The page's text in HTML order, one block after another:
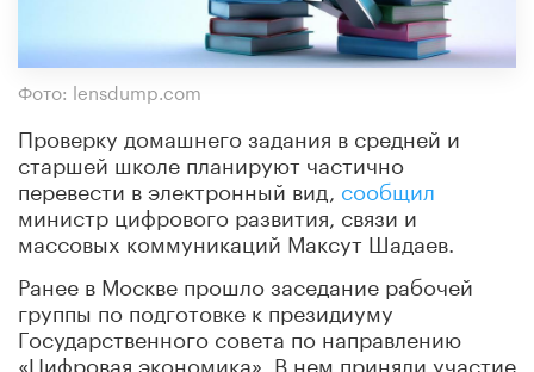
Фото: lensdump.com
Проверку домашнего задания в средней и
старшей школе планируют частично
перевести в электронный вид, сообщил
министр цифрового развития, связи и
массовых коммуникаций Максут Шадаев.
Ранее в Москве прошло заседание рабочей
группы по подготовке к президиуму
Государственного совета по направлению
«Цифровая экономика». В нем приняли участие